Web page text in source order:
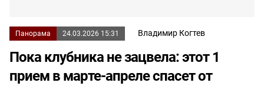
Панорама 24.03.2026 15:31 Владимир Когтев
Пока клубника не зацвела: этот 1
прием в марте-апреле спасет от